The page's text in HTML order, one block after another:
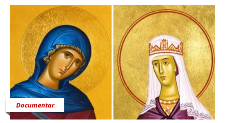
Documentar